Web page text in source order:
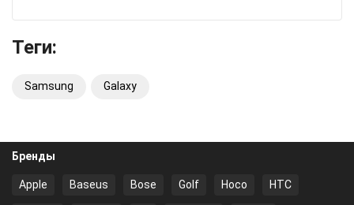
Теги:
Samsung Galaxy
Бренды
Apple Baseus Bose Golf Hoco HTC